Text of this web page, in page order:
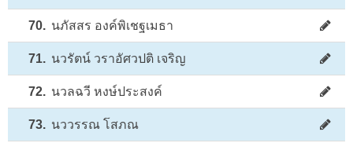
70. นภัสสร องค์พิเชฐเมธา
71. นวรัตน์ วราอัศวปติ เจริญ
72. นวลฉวี หงษ์ประสงค์
73. นววรรณ โสภณ